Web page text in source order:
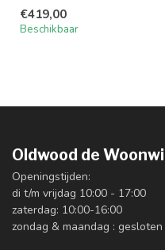
€419,00
Beschikbaar
Oldwood de
Openingstijden:
di t/m vrijdag 10:00 - 17:00
zaterdag: 10:00-16:00
zondag & maandag : gesloten